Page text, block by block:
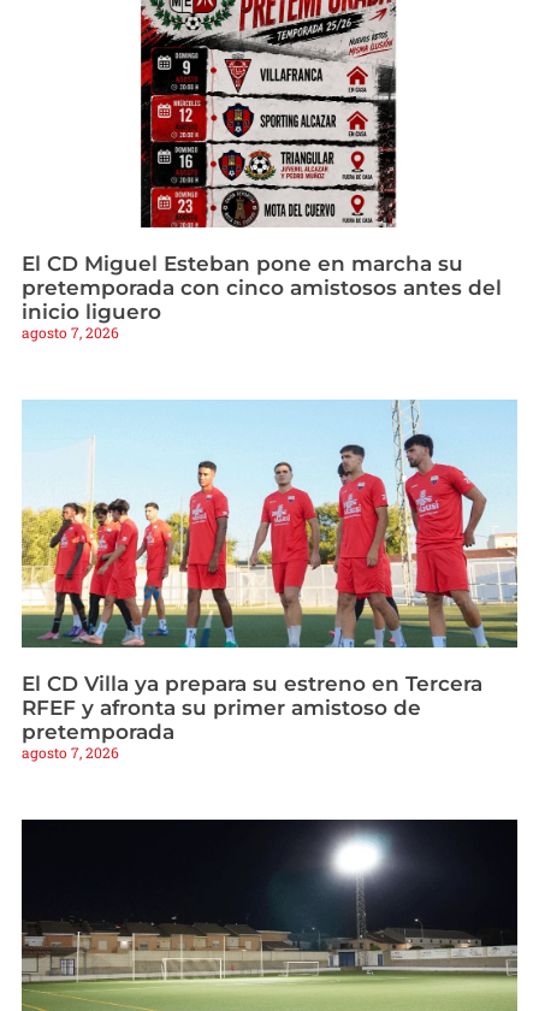
El CD Miguel Esteban pone en marcha su
pretemporada con cinco amistosos antes del
inicio liguero
agosto 7, 2026
El CD Villa ya prepara su estreno en Tercera
RFEF y afronta su primer amistoso de
pretemporada
agosto 7, 2026